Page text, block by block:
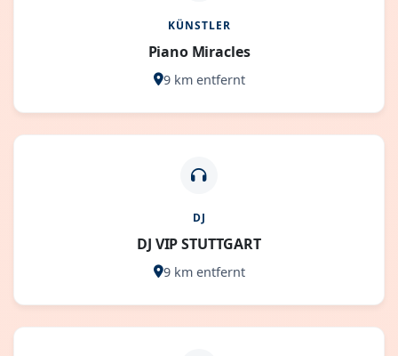
KÜNSTLER
Piano Miracles
9 km entfernt
DJ
DJ VIP STUTTGART
9 km entfernt